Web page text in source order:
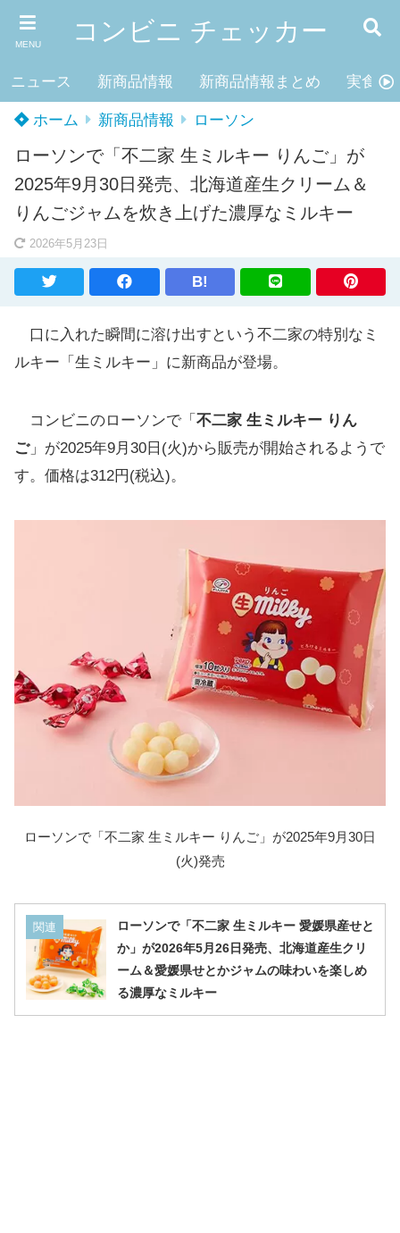
MENU コンビニ チェッカー
ニュース 新商品情報 新商品情報まとめ 実食レ
ホーム 新商品情報 ローソン
ローソンで「不二家 生ミルキー りんご」が
2025年9月30日発売、北海道産生クリーム＆
りんごジャムを炊き上げた濃厚なミルキー
2026年5月23日
B!
口に入れた瞬間に溶け出すという不二家の特別なミ
ルキー「生ミルキー」に新商品が登場。
コンビニのローソンで「 不二家 生ミルキー りん
ご」が2025年9月30日(火)から販売が開始されるようで
す。価格は312円(税込)。
ローソンで「不二家 生ミルキー りんご」が2025年9月30日
(火)発売
関連
ローソンで「不二家 生ミルキー 愛媛県産せと
か」が2026年5月26日発売、北海道産生クリ
ーム＆愛媛県せとかジャムの味わいを楽しめ
る濃厚なミルキー